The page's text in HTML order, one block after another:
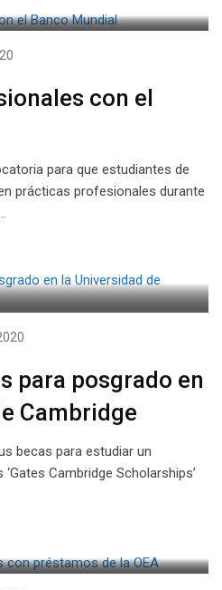
con el
para que estudiantes de
prácticas profesionales durante
para posgrado en
Cambridge
becas para estudiar un
Cambridge Scholarships’